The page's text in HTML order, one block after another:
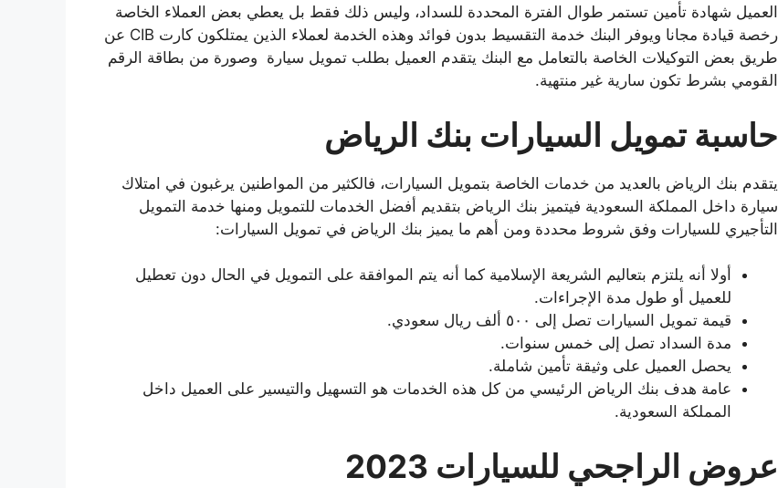
العميل شهادة تأمين تستمر طوال الفترة المحددة للسداد، وليس ذلك فقط بل يعطي بعض العملاء الخاصة
رخصة قيادة مجانا ويوفر البنك خدمة التقسيط بدون فوائد وهذه الخدمة لعملاء الذين يمتلكون كارت CIB عن
طريق بعض التوكيلات الخاصة بالتعامل مع البنك يتقدم العميل بطلب تمويل سيارة وصورة من بطاقة الرقم
القومي بشرط تكون سارية غير منتهية.
حاسبة تمويل السيارات بنك الرياض
يتقدم بنك الرياض بالعديد من خدمات الخاصة بتمويل السيارات، فالكثير من المواطنين يرغبون في امتلاك
سيارة داخل المملكة السعودية فيتميز بنك الرياض بتقديم أفضل الخدمات للتمويل ومنها خدمة التمويل
التأجيري للسيارات وفق شروط محددة ومن أهم ما يميز بنك الرياض في تمويل السيارات:
أولا أنه يلتزم بتعاليم الشريعة الإسلامية كما أنه يتم الموافقة على التمويل في الحال دون تعطيل
للعميل أو طول مدة الإجراءات.
قيمة تمويل السيارات تصل إلى ٥٠٠ ألف ريال سعودي.
مدة السداد تصل إلى خمس سنوات.
يحصل العميل على وثيقة تأمين شاملة.
عامة هدف بنك الرياض الرئيسي من كل هذه الخدمات هو التسهيل والتيسير على العميل داخل
المملكة السعودية.
عروض الراجحي للسيارات 2023